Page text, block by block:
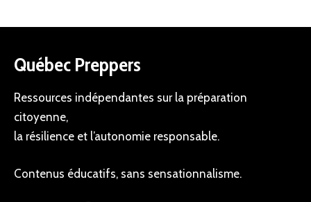
Québec Preppers
Ressources indépendantes sur la préparation
citoyenne,
la résilience et l’autonomie responsable.
Contenus éducatifs, sans sensationnalisme.